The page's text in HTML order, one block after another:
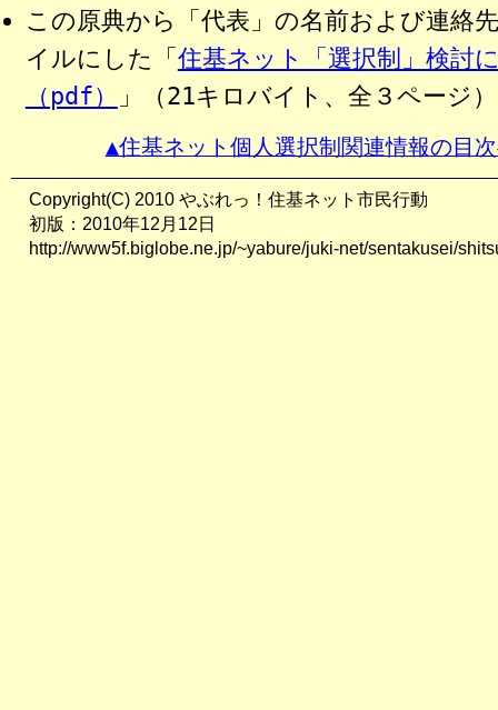
この原典から「代表」の名前および連絡
イルにした「 住基ネット「選択制」検討
（pdf）
」（21キロバイト、全３ページ
▲住基ネット個人選択制関連情報の目
Copyright(C) 2010 やぶれっ！住基ネット市民行動
初版：2010年12月12日
http://www5f.biglobe.ne.jp/~yabure/juki-net/sentakusei/